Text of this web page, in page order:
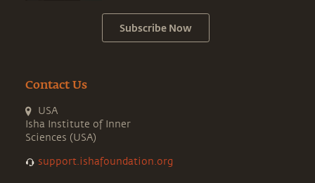
Subscribe Now
Contact Us
USA
Isha Institute of Inner
Sciences (USA)
support.ishafoundation.org